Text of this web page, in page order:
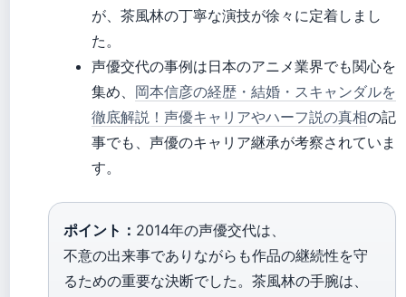
が、茶風林の丁寧な演技が徐々に定着しまし
た。
声優交代の事例は日本のアニメ業界でも関心を
集め、 岡本信彦の経歴・結婚・スキャンダルを
徹底解説！声優キャリアやハーフ説の真相の記
事でも、声優のキャリア継承が考察されていま
す。
ポイント： 2014年の声優交代は、
不意の出来事でありながらも作品の継続性を守
るための重要な決断でした。茶風林の手腕は、